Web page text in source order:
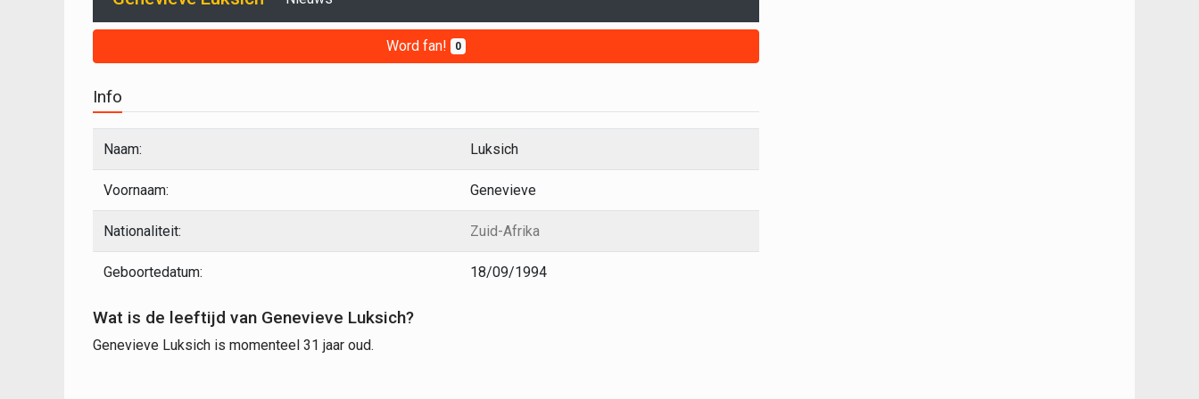
Word fan! 0
Info
Naam: Luksich
Voornaam: Genevieve
Nationaliteit: Zuid-Afrika
Geboortedatum: 18/09/1994
Wat is de leeftijd van Genevieve Luksich?
Genevieve Luksich is momenteel 31 jaar oud.